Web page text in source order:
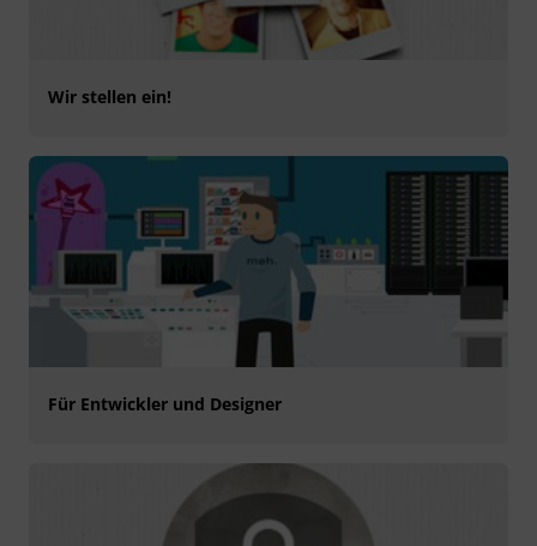
Wir stellen ein!
Für Entwickler und Designer